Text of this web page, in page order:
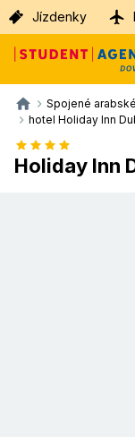
Jízdenky
Spojené
hotel Holiday Inn
Holiday Inn